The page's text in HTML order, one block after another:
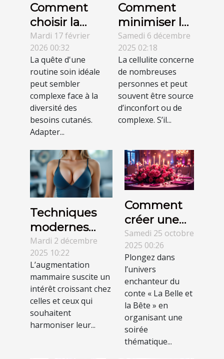
Comment
choisir la
meilleure
routine soin
pour son
type de peau
?
Mardi 17 février
2026 00:32
La quête d'une
routine soin idéale
peut sembler
complexe face à la
diversité des
besoins cutanés.
Adapter...
Comment
minimiser les
effets de la
cellulite sans
efforts
intensifs ?
Samedi 6 décembre
2025 02:18
La cellulite concerne
de nombreuses
personnes et peut
souvent être source
d’inconfort ou de
complexe. S’il...
Techniques
modernes
pour une
augmentation
mammaire
avec des
cicatrices
minimales
Mardi 2 décembre
2025 10:22
L’augmentation
mammaire suscite un
intérêt croissant chez
celles et ceux qui
souhaitent
harmoniser leur...
Comment
créer une
soirée
thématique
autour de la
Belle et la
Bête ?
Samedi 25 octobre
2025 00:26
Plongez dans
l’univers
enchanteur du
conte « La Belle et
la Bête » en
organisant une
soirée
thématique...